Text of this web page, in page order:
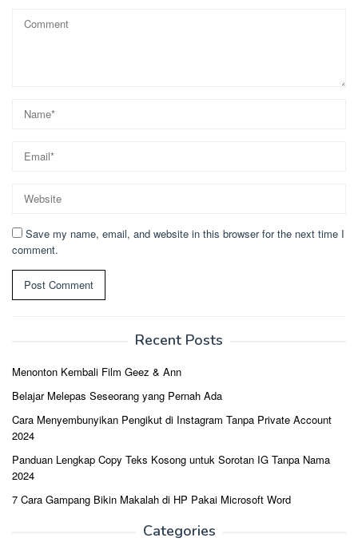
Save my name, email, and website in this browser for the next time I
comment.
Recent Posts
Menonton Kembali Film Geez & Ann
Belajar Melepas Seseorang yang Pernah Ada
Cara Menyembunyikan Pengikut di Instagram Tanpa Private Account
2024
Panduan Lengkap Copy Teks Kosong untuk Sorotan IG Tanpa Nama
2024
7 Cara Gampang Bikin Makalah di HP Pakai Microsoft Word
Categories